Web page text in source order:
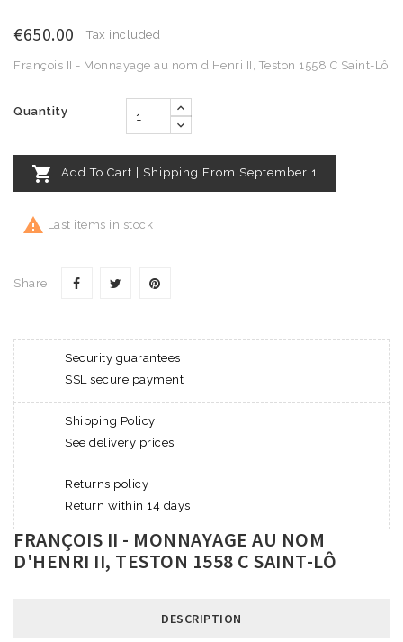
€650.00 Tax included
François II - Monnayage au nom d'Henri II, Teston 1558 C Saint-Lô
Quantity
 Add To Cart | Shipping From September 1
 Last items in stock
Share
Security guarantees
SSL secure payment
Shipping Policy
See delivery prices
Returns policy
Return within 14 days
FRANÇOIS II - MONNAYAGE AU NOM
D'HENRI II, TESTON 1558 C SAINT-LÔ
DESCRIPTION